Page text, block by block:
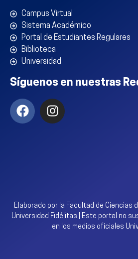
Campus Virtual
Sistema Académico
Portal de Estudiantes Regulares
Biblioteca
Universidad
Síguenos en nuestras
Elaborado por la Facultad de Ciencias
Universidad Fidélitas | Este portal no
en los medios oficiales